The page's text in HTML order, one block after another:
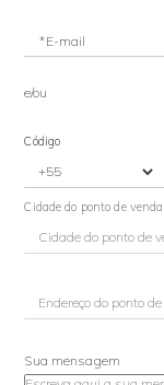
*E-mail
e/ou
Código
Cidade do ponto de venda
Sua mensagem